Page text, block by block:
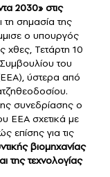
2030» στις
σημασία της
ο υπουργός
χθες, Τετάρτη 10
του
ύστερα από
συνεδρίασης ο
ΕΕΑ σχετικά με
επίσης για τις
βιομηχανίας
της τεχνολογίας